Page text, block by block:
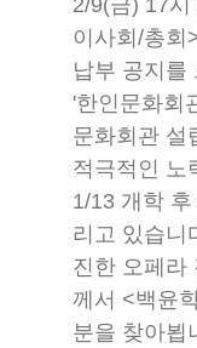
이사회/총회
납부 공지를
'한인문화회
문화회관 설
적극적인 노
1/13 개학
리고 있습니
진한 오페라
께서 <백윤
분을 찾아뵙